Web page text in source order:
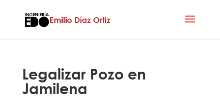
Legalizar Pozo en
Jamilena